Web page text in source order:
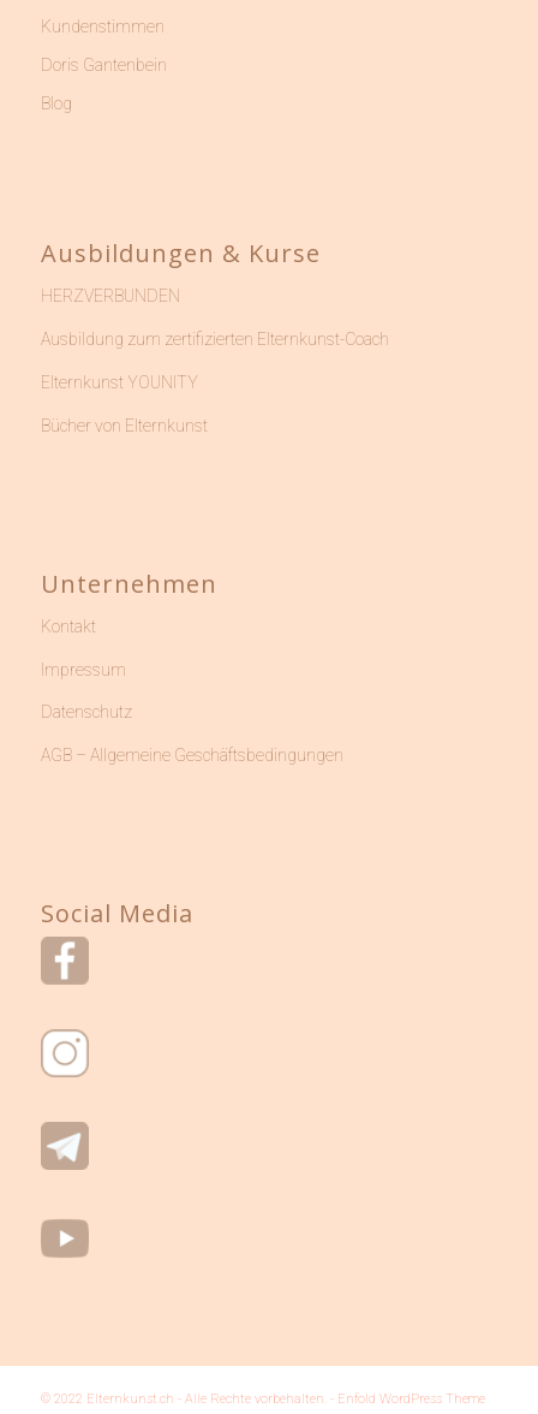
Kundenstimmen
Doris Gantenbein
Blog
Ausbildungen & Kurse
HERZVERBUNDEN
Ausbildung zum zertifizierten Elternkunst-Coach
Elternkunst YOUNITY
Bücher von Elternkunst
Unternehmen
Kontakt
Impressum
Datenschutz
AGB – Allgemeine Geschäftsbedingungen
Social Media
© 2022 Elternkunst.ch - Alle Rechte vorbehalten. - Enfold WordPress Theme